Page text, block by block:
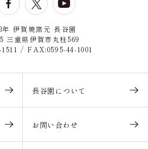
年 伊賀焼窯元 長谷園
三重県伊賀市丸柱569
/ FAX:0595-44-1001
長谷園について
お問い合わせ